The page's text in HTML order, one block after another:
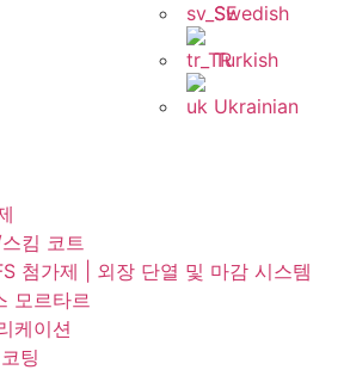
Swedish
Turkish
Ukrainian
킴 코트
첨가제 | 외장 단열 및 마감 시스템
모르타르
케이션
팅